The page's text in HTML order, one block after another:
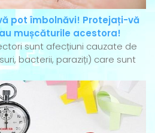
pot îmbolnăvi! Protejați-vă
mușcăturile acestora!
sunt afecțiuni cauzate de
bacterii, paraziți) care sunt